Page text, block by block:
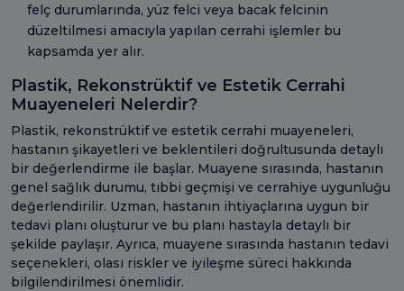
felç durumlarında, yüz felci veya bacak felcinin
düzeltilmesi amacıyla yapılan cerrahi işlemler bu
kapsamda yer alır.
Plastik, Rekonstrüktif ve Estetik Cerrahi
Muayeneleri Nelerdir?
Plastik, rekonstrüktif ve estetik cerrahi muayeneleri,
hastanın şikayetleri ve beklentileri doğrultusunda detaylı
bir değerlendirme ile başlar. Muayene sırasında, hastanın
genel sağlık durumu, tıbbi geçmişi ve cerrahiye uygunluğu
değerlendirilir. Uzman, hastanın ihtiyaçlarına uygun bir
tedavi planı oluşturur ve bu planı hastayla detaylı bir
şekilde paylaşır. Ayrıca, muayene sırasında hastanın tedavi
seçenekleri, olası riskler ve iyileşme süreci hakkında
bilgilendirilmesi önemlidir.